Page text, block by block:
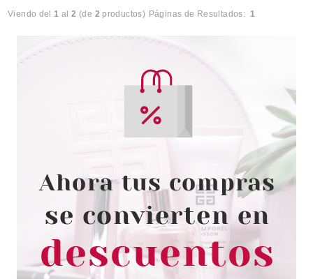
Viendo del1 al2 (de 2 productos) Páginas de Resultados: 1